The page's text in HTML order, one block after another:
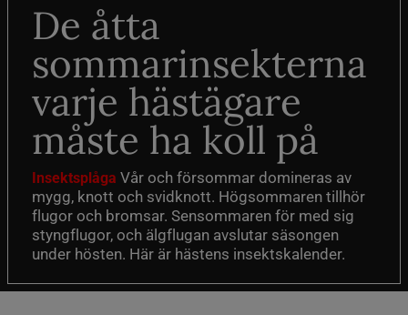
De åtta
sommarinsekterna
varje hästägare
måste ha koll på
Insektsplåga Vår och försommar domineras av
mygg, knott och svidknott. Högsommaren tillhör
flugor och bromsar. Sensommaren för med sig
styngflugor, och älgflugan avslutar säsongen
under hösten. Här är hästens insektskalender.